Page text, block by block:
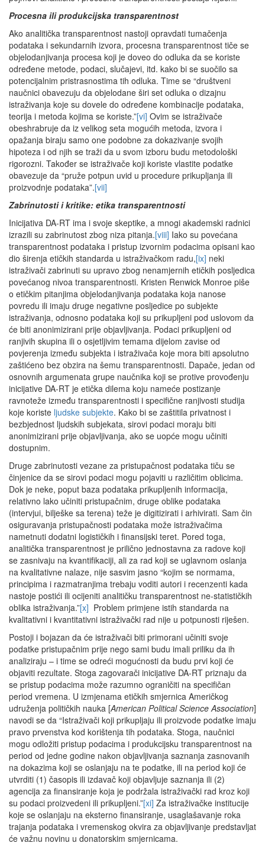
Procesna ili produkcijska transparentnost
Ako analitička transparentnost nastoji opravdati tumačenja
podataka i sekundarnih izvora, procesna transparentnost tiče se
objelodanjivanja procesa koji je doveo do odluka da se koriste
određene metode, podaci, slučajevi, itd. kako bi se suočilo sa
potencijalnim pristrasnostima tih odluka. Time se “društveni
naučnici obavezuju da objelodane širi set odluka o dizajnu
istraživanja koje su dovele do određene kombinacije podataka,
teorija i metoda kojima se koriste.”[vi] Ovim se istraživače
obeshrabruje da iz velikog seta mogućih metoda, izvora i
opažanja biraju samo one podobne za dokazivanje svojih
hipoteza i od njih se traži da u svom izboru budu metodološki
rigorozni. Također se istraživače koji koriste vlastite podatke
obavezuje da “pruže potpun uvid u procedure prikupljanja ili
proizvodnje podataka”.[vii]
Zabrinutosti i kritike: etika transparentnosti
Inicijativa DA-RT ima i svoje skeptike, a mnogi akademski radnici
izrazili su zabrinutost zbog niza pitanja.[viii] Iako su povećana
transparentnost podataka i pristup izvornim podacima opisani kao
dio širenja etičkih standarda u istraživačkom radu,[ix] neki
istraživači zabrinuti su upravo zbog nenamjernih etičkih posljedica
povećanog nivoa transparentnosti. Kristen Renwick Monroe piše
o etičkim pitanjima objelodanjivanja podataka koja nanose
povredu ili imaju druge negativne posljedice po subjekte
istraživanja, odnosno podataka koji su prikupljeni pod uslovom da
će biti anonimizirani prije objavljivanja. Podaci prikupljeni od
ranjivih skupina ili o osjetljivim temama dijelom zavise od
povjerenja između subjekta i istraživača koje mora biti apsolutno
zaštićeno bez obzira na šemu transparentnosti. Dapače, jedan od
osnovnih argumenata grupe naučnika koji se protive provođenju
inicijative DA-RT je etička dilema koju nameće postizanje
ravnoteže između transparentnosti i specifične ranjivosti studija
koje koriste ljudske subjekte. Kako bi se zaštitila privatnost i
bezbjednost ljudskih subjekata, sirovi podaci moraju biti
anonimizirani prije objavljivanja, ako se uopće mogu učiniti
dostupnim.
Druge zabrinutosti vezane za pristupačnost podataka tiču se
činjenice da se sirovi podaci mogu pojaviti u različitim oblicima.
Dok je neke, poput baza podataka prikupljenih informacija,
relativno lako učiniti pristupačnim, druge oblike podataka
(intervjui, bilješke sa terena) teže je digitizirati i arhivirati. Sam čin
osiguravanja pristupačnosti podataka može istraživačima
nametnuti dodatni logističkih i finansijski teret. Pored toga,
analitička transparentnost je prilično jednostavna za radove koji
se zasnivaju na kvantifikaciji, ali za rad koji se uglavnom oslanja
na kvalitativne nalaze, nije sasvim jasno “kojim se normama,
principima i razmatranjima trebaju voditi autori i recenzenti kada
nastoje postići ili ocijeniti analitičku transparentnost ne-statističkih
oblika istraživanja.”[x] Problem primjene istih standarda na
kvalitativni i kvantitativni istraživački rad nije u potpunosti riješen.
Postoji i bojazan da će istraživači biti primorani učiniti svoje
podatke pristupačnim prije nego sami budu imali priliku da ih
analiziraju – i time se odreći mogućnosti da budu prvi koji će
objaviti rezultate. Stoga zagovarači inicijative DA-RT priznaju da
se pristup podacima može razumno ograničiti na specifičan
period vremena. U izmjenama etičkih smjernica Američkog
udruženja političkih nauka [American Political Science Association]
navodi se da “Istraživači koji prikupljaju ili proizvode podatke imaju
pravo prvenstva kod korištenja tih podataka. Stoga, naučnici
mogu odložiti pristup podacima i produkcijsku transparentnost na
period od jedne godine nakon objavljivanja saznanja zasnovanih
na dokazima koji se oslanjaju na te podatke, ili na period koji će
utvrditi (1) časopis ili izdavač koji objavljuje saznanja ili (2)
agencija za finansiranje koja je podržala istraživački rad kroz koji
su podaci proizvedeni ili prikupljeni.”[xi] Za istraživačke institucije
koje se oslanjaju na eksterno finansiranje, usaglašavanje roka
trajanja podataka i vremenskog okvira za objavljivanje predstavljat
će važnu novinu u donatorskim smjernicama.